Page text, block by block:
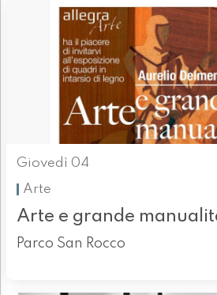
Giovedì 04
Arte
Arte e grande
Parco San Rocco